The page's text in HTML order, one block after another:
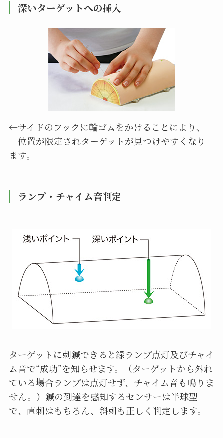
深いターゲットへの挿入
←サイドのフックに輪ゴムをかけることにより、
位置が限定されターゲットが見つけやすくなり
ます。
ランプ・チャイム音判定
ターゲットに刺鍼できると緑ランプ点灯及びチャイ
ム音で“成功”を知らせます。（ターゲットから外れ
ている場合ランプは点灯せず、チャイム音も鳴りま
せん。）鍼の到達を感知するセンサーは半球型
で、直刺はもちろん、斜刺も正しく判定します。